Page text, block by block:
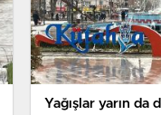
Yağışlar yarın da